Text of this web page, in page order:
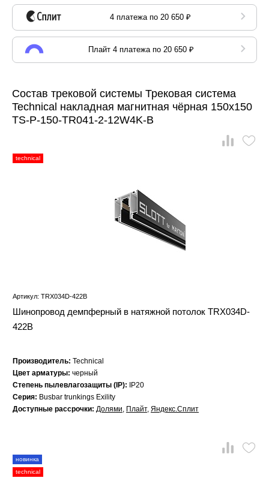
4 платежа по 20 650 ₽
Плайт 4 платежа по 20 650 ₽
Состав трековой системы Трековая система
Technical накладная магнитная чёрная 150x150
TS-P-150-TR041-2-12W4K-B
technical
Артикул: TRX034D-422B
Шинопровод демпферный в натяжной потолок TRX034D-
422B
Производитель: Technical
Цвет арматуры: черный
Степень пылевлагозащиты (IP):
IP20
Серия: Busbar trunkings Exility
Доступные рассрочки: Долями, Плайт, Яндекс.Сплит
новинка
technical